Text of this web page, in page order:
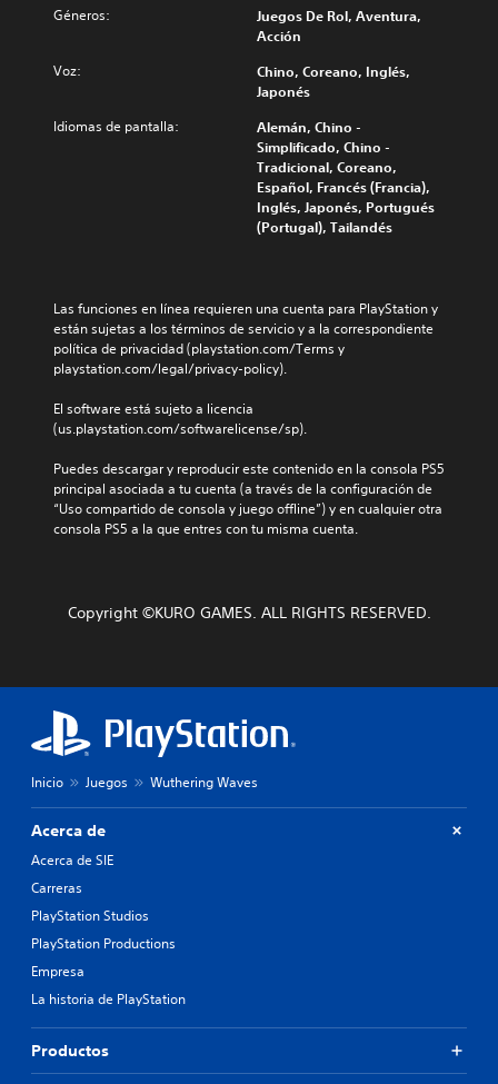
Géneros:
Juegos De Rol, Aventura,
Acción
Voz:
Chino, Coreano, Inglés,
Japonés
Idiomas de pantalla:
Alemán, Chino -
Simplificado, Chino -
Tradicional, Coreano,
Español, Francés (Francia),
Inglés, Japonés, Portugués
(Portugal), Tailandés
Las funciones en línea requieren una cuenta para PlayStation y
están sujetas a los términos de servicio y a la correspondiente
política de privacidad (playstation.com/Terms y
playstation.com/legal/privacy-policy).
El software está sujeto a licencia
(us.playstation.com/softwarelicense/sp).
Puedes descargar y reproducir este contenido en la consola PS5
principal asociada a tu cuenta (a través de la configuración de
“Uso compartido de consola y juego offline”) y en cualquier otra
consola PS5 a la que entres con tu misma cuenta.
Copyright ©KURO GAMES. ALL RIGHTS RESERVED.
Inicio Juegos Wuthering Waves
Acerca de
Acerca de SIE
Carreras
PlayStation Studios
PlayStation Productions
Empresa
La historia de PlayStation
Productos